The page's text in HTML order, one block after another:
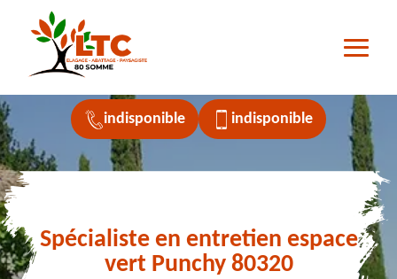
indisponible indisponible
Spécialiste en entretien espace
vert Punchy 80320